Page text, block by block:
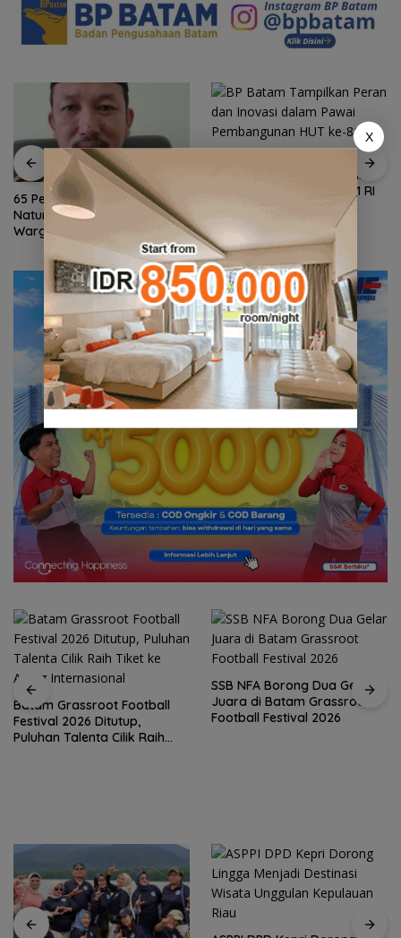
65 Persen Kendaraan di
Natuna Menunggak Pajak,
Warga Kini Dapat
Keringanan hingga 100
Persen
BP Batam Tampilkan Peran
dan Inovasi dalam Pawai
Pembangunan HUT ke-81 RI
Batam Grassroot Football
Festival 2026 Ditutup,
Puluhan Talenta Cilik Raih
SSB NFA Borong Dua Gelar
Juara di Batam Grassroot
Football Festival 2026
X